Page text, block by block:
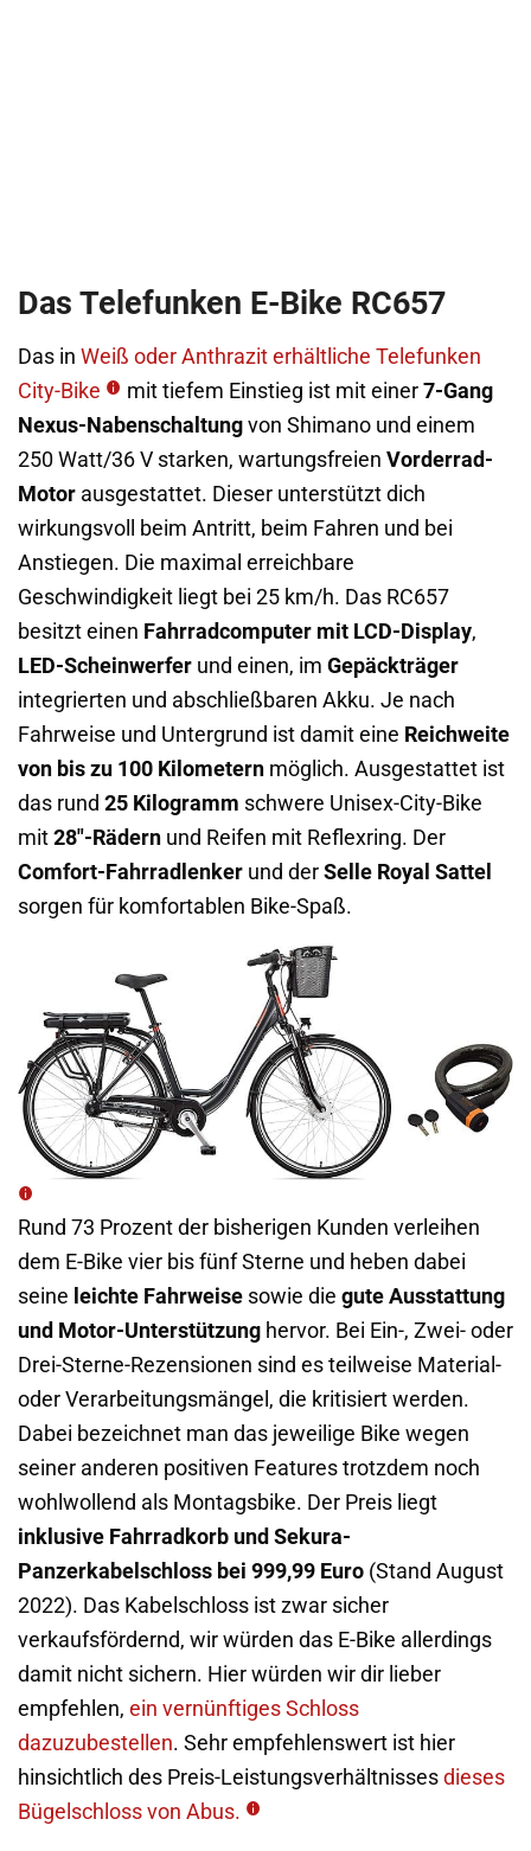
Das Telefunken E-Bike RC657
Das in Weiß oder Anthrazit erhältliche Telefunken
City-Bike
mit tiefem Einstieg ist mit einer 7-Gang
Nexus-Nabenschaltung von Shimano und einem
250 Watt/36 V starken, wartungsfreien Vorderrad-
Motor ausgestattet. Dieser unterstützt dich
wirkungsvoll beim Antritt, beim Fahren und bei
Anstiegen. Die maximal erreichbare
Geschwindigkeit liegt bei 25 km/h. Das RC657
besitzt einen Fahrradcomputer mit LCD-Display,
LED-Scheinwerfer und einen, im Gepäckträger
integrierten und abschließbaren Akku. Je nach
Fahrweise und Untergrund ist damit eine Reichweite
von bis zu 100 Kilometern möglich. Ausgestattet ist
das rund 25 Kilogramm schwere Unisex-City-Bike
mit 28″-Rädern und Reifen mit Reflexring. Der
Comfort-Fahrradlenker und der Selle Royal Sattel
sorgen für komfortablen Bike-Spaß.
Rund 73 Prozent der bisherigen Kunden verleihen
dem E-Bike vier bis fünf Sterne und heben dabei
seine leichte Fahrweise sowie die gute Ausstattung
und Motor-Unterstützung hervor. Bei Ein-, Zwei- oder
Drei-Sterne-Rezensionen sind es teilweise Material-
oder Verarbeitungsmängel, die kritisiert werden.
Dabei bezeichnet man das jeweilige Bike wegen
seiner anderen positiven Features trotzdem noch
wohlwollend als Montagsbike. Der Preis liegt
inklusive Fahrradkorb und Sekura-
Panzerkabelschloss bei 999,99 Euro (Stand August
2022). Das Kabelschloss ist zwar sicher
verkaufsfördernd, wir würden das E-Bike allerdings
damit nicht sichern. Hier würden wir dir lieber
empfehlen, ein vernünftiges Schloss
dazuzubestellen. Sehr empfehlenswert ist hier
hinsichtlich des Preis-Leistungsverhältnisses dieses
Bügelschloss von Abus.